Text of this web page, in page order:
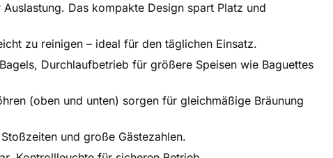
Das kompakte Design spart Platz und
zu reinigen – ideal für den täglichen Einsatz.
Durchlaufbetrieb für größere Speisen wie Baguettes
(oben und unten) sorgen für gleichmäßige Bräunung
und große Gästezahlen.